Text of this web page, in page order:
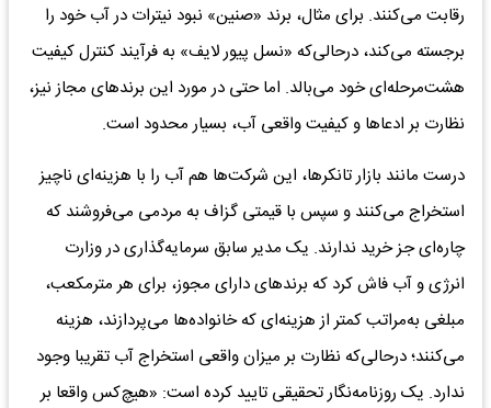
رقابت می‌کنند. برای مثال، برند «صنین» نبود نیترات در آب خود را
برجسته می‌کند، درحالی‌که «نسل پیور لایف» به فرآیند کنترل کیفیت
هشت‌مرحله‌ای خود می‌بالد. اما حتی در مورد این برندهای مجاز نیز،
نظارت بر ادعاها و کیفیت واقعی آب، بسیار محدود است.
درست مانند بازار تانکرها، این شرکت‌ها هم آب را با هزینه‌ای ناچیز
استخراج می‌کنند و سپس با قیمتی گزاف به مردمی می‌فروشند که
چاره‌ای جز خرید ندارند. یک مدیر سابق سرمایه‌گذاری در وزارت
انرژی و آب فاش کرد که برندهای دارای مجوز، برای هر مترمکعب،
مبلغی به‌مراتب کمتر از هزینه‌ای که خانواده‌ها می‌پردازند، هزینه
می‌کنند؛ درحالی‌که نظارت بر میزان واقعی استخراج آب تقریبا وجود
ندارد. یک روزنامه‌نگار تحقیقی تایید کرده است: «هیچ‌کس واقعا بر